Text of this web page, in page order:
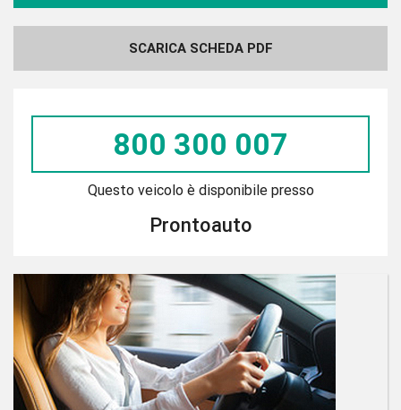
SCARICA SCHEDA PDF
800 300 007
Questo veicolo è disponibile presso
Prontoauto